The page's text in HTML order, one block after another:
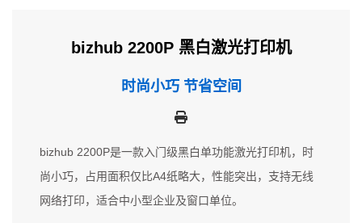
bizhub 2200P 黑白激光打印机
时尚小巧 节省空间
bizhub 2200P是一款入门级黑白单功能激光打印机，时
尚小巧，占用面积仅比A4纸略大，性能突出，支持无线
网络打印，适合中小型企业及窗口单位。